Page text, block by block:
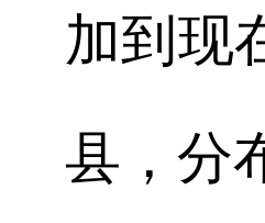
加到现
县，分